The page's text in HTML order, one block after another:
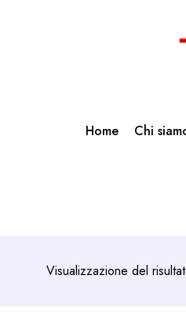
Home Chi
Visualizzazione del